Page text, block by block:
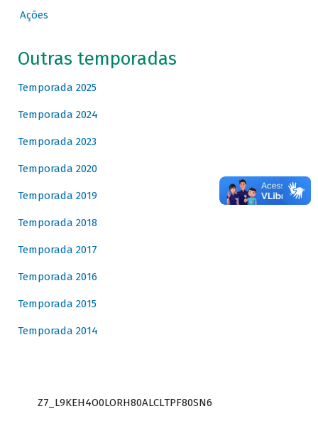
Ações
Outras temporadas
Temporada 2025
Temporada 2024
Temporada 2023
Temporada 2020
Temporada 2019
Temporada 2018
Temporada 2017
Temporada 2016
Temporada 2015
Temporada 2014
Z7_L9KEH4O0LORH80ALCLTPF80SN6